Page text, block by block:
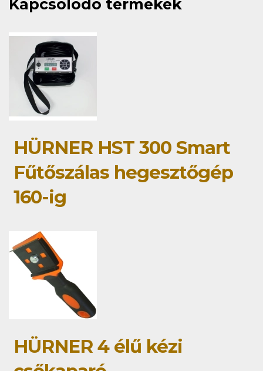
Kapcsolódó termékek
HÜRNER HST 300 Smart
Fűtőszálas hegesztőgép
160-ig
HÜRNER 4 élű kézi